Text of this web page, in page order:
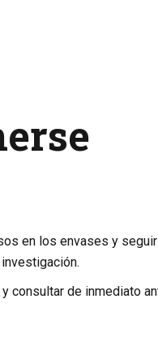
en los envases y seguir
consultar de inmediato